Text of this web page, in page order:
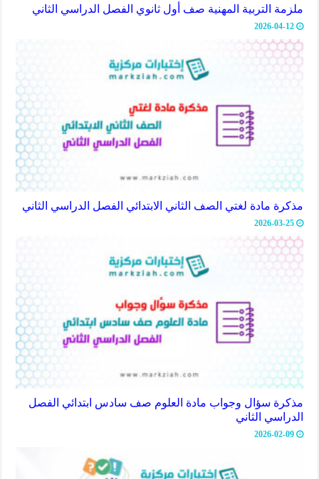
ملزمة التربية المهنية صف أول ثانوي الفصل الدراسي الثاني
2026-04-12
مذكرة مادة لغتي الصف الثاني الابتدائي الفصل الدراسي الثاني
2026-03-25
مذكرة سؤال وجواب مادة العلوم صف سادس ابتدائي الفصل
الدراسي الثاني
2026-02-09